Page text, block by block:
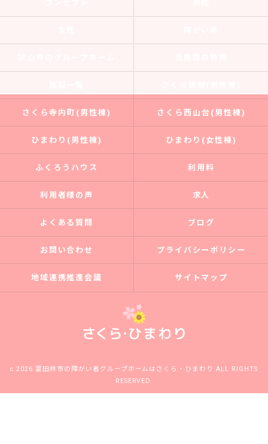
さくら寺内町(男性棟) さくら西山台(男性棟)
ひまわり(男性棟) ひまわり(女性棟)
ふくろうハウス 利用料
利用者様の声 求人
よくある質問 ブログ
お問い合わせ プライバシーポリシー
地域連携推進会議 サイトマップ
c 2026 富田林市の障がい者グループホームはさくら・ひまわり ALL RIGHTS
RESERVED.